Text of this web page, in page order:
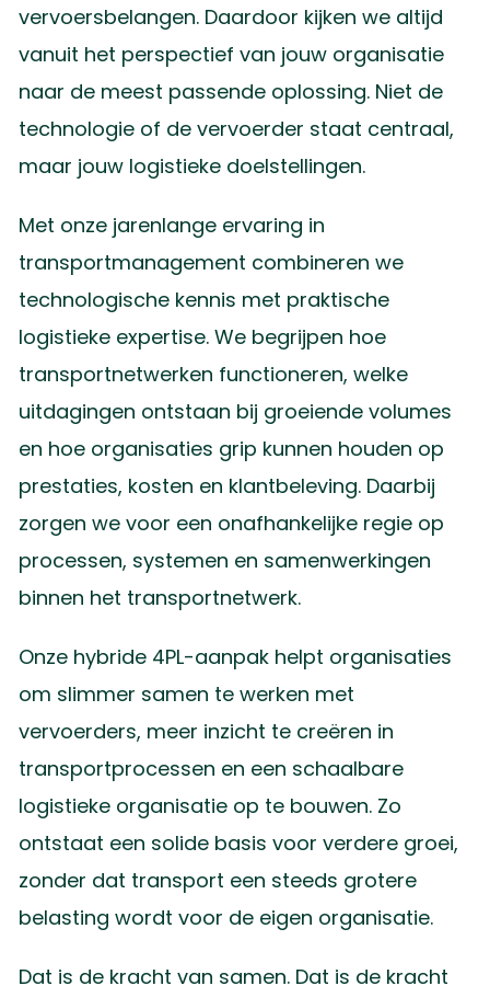
vervoersbelangen. Daardoor kijken we altijd
vanuit het perspectief van jouw organisatie
naar de meest passende oplossing. Niet de
technologie of de vervoerder staat centraal,
maar jouw logistieke doelstellingen.
Met onze jarenlange ervaring in
transportmanagement combineren we
technologische kennis met praktische
logistieke expertise. We begrijpen hoe
transportnetwerken functioneren, welke
uitdagingen ontstaan bij groeiende volumes
en hoe organisaties grip kunnen houden op
prestaties, kosten en klantbeleving. Daarbij
zorgen we voor een onafhankelijke regie op
processen, systemen en samenwerkingen
binnen het transportnetwerk.
Onze hybride 4PL-aanpak helpt organisaties
om slimmer samen te werken met
vervoerders, meer inzicht te creëren in
transportprocessen en een schaalbare
logistieke organisatie op te bouwen. Zo
ontstaat een solide basis voor verdere groei,
zonder dat transport een steeds grotere
belasting wordt voor de eigen organisatie.
Dat is de kracht van samen. Dat is de kracht